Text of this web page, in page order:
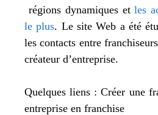
régions dynamiques etles
le plus. Le site Web a été
les contacts entre
créateur d’entreprise.
Quelques liens : Créer une
entreprise en franchise